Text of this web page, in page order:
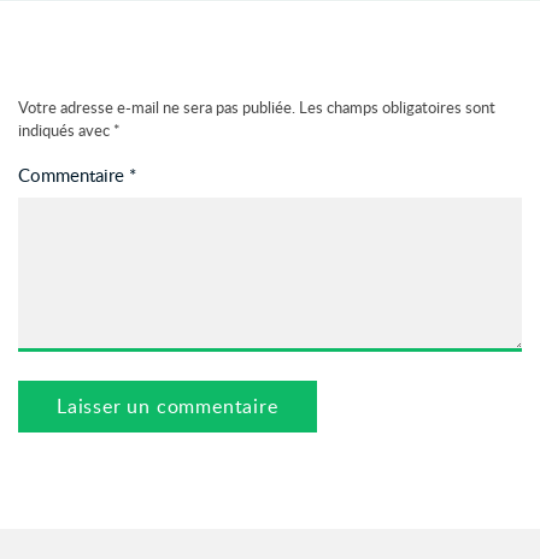
Votre adresse e-mail ne sera pas publiée. Les champs obligatoires sont
indiqués avec *
Commentaire *